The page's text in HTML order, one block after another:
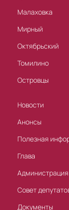
Малаховка
Мирный
Октябрьский
Томилино
Островцы
Новости
Анонсы
Полезная
Глава
Администрация
Совет
Документы